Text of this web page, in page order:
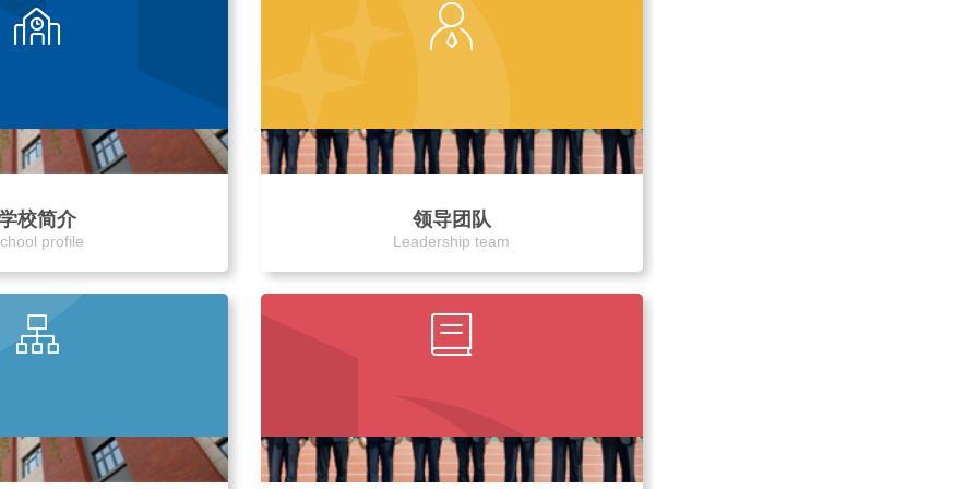
校简介
profile
领导团队
Leadership team